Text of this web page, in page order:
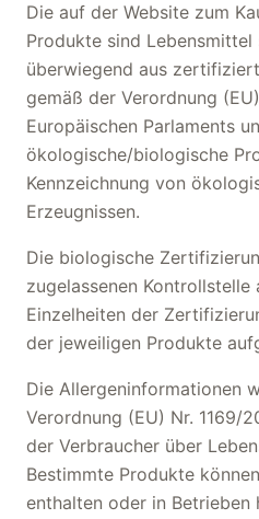
Die auf der Website zum
Produkte sind
überwiegend aus
gemäß der Verordnung
Europäischen Parlaments
ökologische/biologische
Kennzeichnung von
Erzeugnissen.
Die biologische
zugelassenen Kontrollstelle
Einzelheiten der
der jeweiligen Produkte
Die Allergeninformationen
Verordnung (EU) Nr. 1169/
der Verbraucher über
Bestimmte Produkte
enthalten oder in